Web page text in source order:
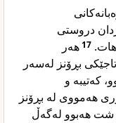
دروستی
17هەر
بڕۆنز لەسەر
کەتیبە و
هەمووی لە بڕۆنز
شت هەبوو لەگەڵ